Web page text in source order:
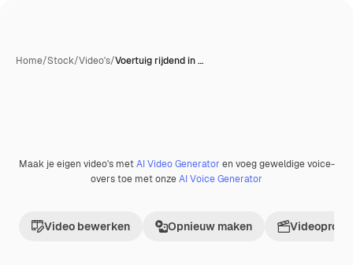
Home/Stock/Video's/Voertuig rijdend in …
PremiumMet AI gegenereerd
Maak je eigen video's metAI Video Generator en voeg geweldige voice-
overs toe met onzeAI Voice Generator
Video bewerken Opnieuw maken